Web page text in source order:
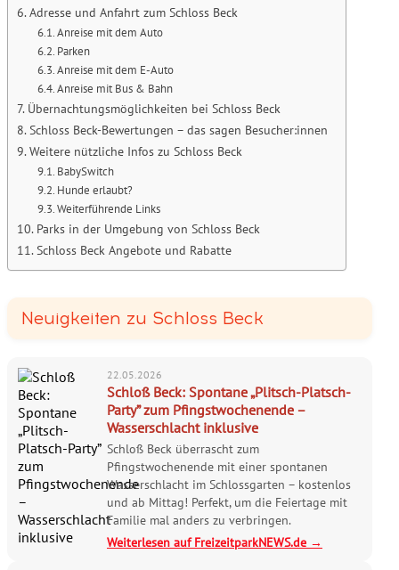
Adresse und Anfahrt zum Schloss Beck
Anreise mit dem Auto
Parken
Anreise mit dem E-Auto
Anreise mit Bus & Bahn
Übernachtungsmöglichkeiten bei Schloss Beck
Schloss Beck-Bewertungen – das sagen Besucher:innen
Weitere nützliche Infos zu Schloss Beck
BabySwitch
Hunde erlaubt?
Weiterführende Links
Parks in der Umgebung von Schloss Beck
Schloss Beck Angebote und Rabatte
Neuigkeiten zu Schloss Beck
22.05.2026
Schloß Beck: Spontane „Plitsch-Platsch-
Party” zum Pfingstwochenende –
Wasserschlacht inklusive
Schloß Beck überrascht zum
Pfingstwochenende mit einer spontanen
Wasserschlacht im Schlossgarten – kostenlos
und ab Mittag! Perfekt, um die Feiertage mit
Familie mal anders zu verbringen.
Weiterlesen auf FreizeitparkNEWS.de →